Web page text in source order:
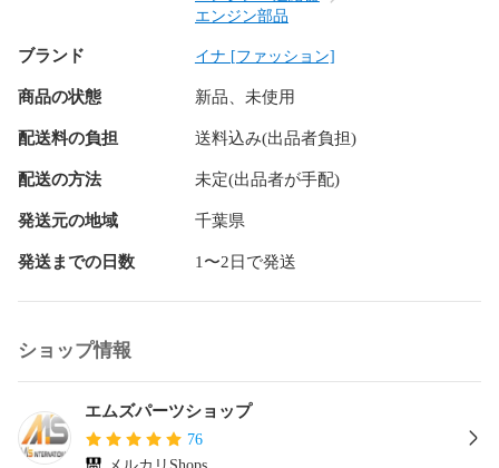
〇 E89 ： Z4 ロードスター | N52 - sDrive23i ( 2009.3-2011.8 )
※※ 沖縄 / 離島への配送は 『 送料のみ着払い 』 のみとなりま
す。
※※ 商品代引きは承っておりません。
◎ 全車種、車輛情報 【 年式 / 車台番号 / 型式 】 にて 『 適合
確認 / 在庫確認 』 が必要です。 商品は毎日流動性ですので、
適合確認も踏まえて必ずお問い合わせください。
〇 『 適合確認をせずにご注文 』 の場合、万が一適合しない
場合でもお客様都合になる為、返品交換等の対象とはなりま
せん。 ( ※弊社出荷ミスによる品番間違い / 商品不良を除く。
〇 様々なECサイトで運営をしている為、タイミングにより欠
『 キャンセル処理扱い 』 となる場合がございます。 その場
合は、 『 お客様都合キャンセル 』 となりますので予めご了
エンジン部品
ブランド イナ [ファッション]
商品の状態 新品、未使用
配送料の負担 送料込み(出品者負担)
配送の方法 未定(出品者が手配)
発送元の地域 千葉県
発送までの日数 1〜2日で発送
ショップ情報
エムズパーツショップ
76